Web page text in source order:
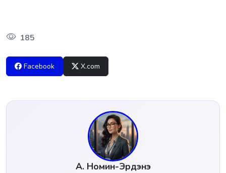
185
Facebook X.com
А. Номин-Эрдэнэ